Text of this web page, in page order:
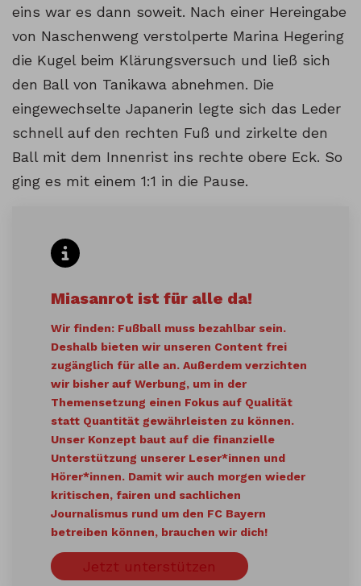
eins war es dann soweit. Nach einer Hereingabe
von Naschenweng verstolperte Marina Hegering
die Kugel beim Klärungsversuch und ließ sich
den Ball von Tanikawa abnehmen. Die
eingewechselte Japanerin legte sich das Leder
schnell auf den rechten Fuß und zirkelte den
Ball mit dem Innenrist ins rechte obere Eck. So
ging es mit einem 1:1 in die Pause.
Miasanrot ist für alle da!
Wir finden: Fußball muss bezahlbar sein.
Deshalb bieten wir unseren Content frei
zugänglich für alle an. Außerdem verzichten
wir bisher auf Werbung, um in der
Themensetzung einen Fokus auf Qualität
statt Quantität gewährleisten zu können.
Unser Konzept baut auf die finanzielle
Unterstützung unserer Leser*innen und
Hörer*innen. Damit wir auch morgen wieder
kritischen, fairen und sachlichen
Journalismus rund um den FC Bayern
betreiben können, brauchen wir dich!
Jetzt unterstützen